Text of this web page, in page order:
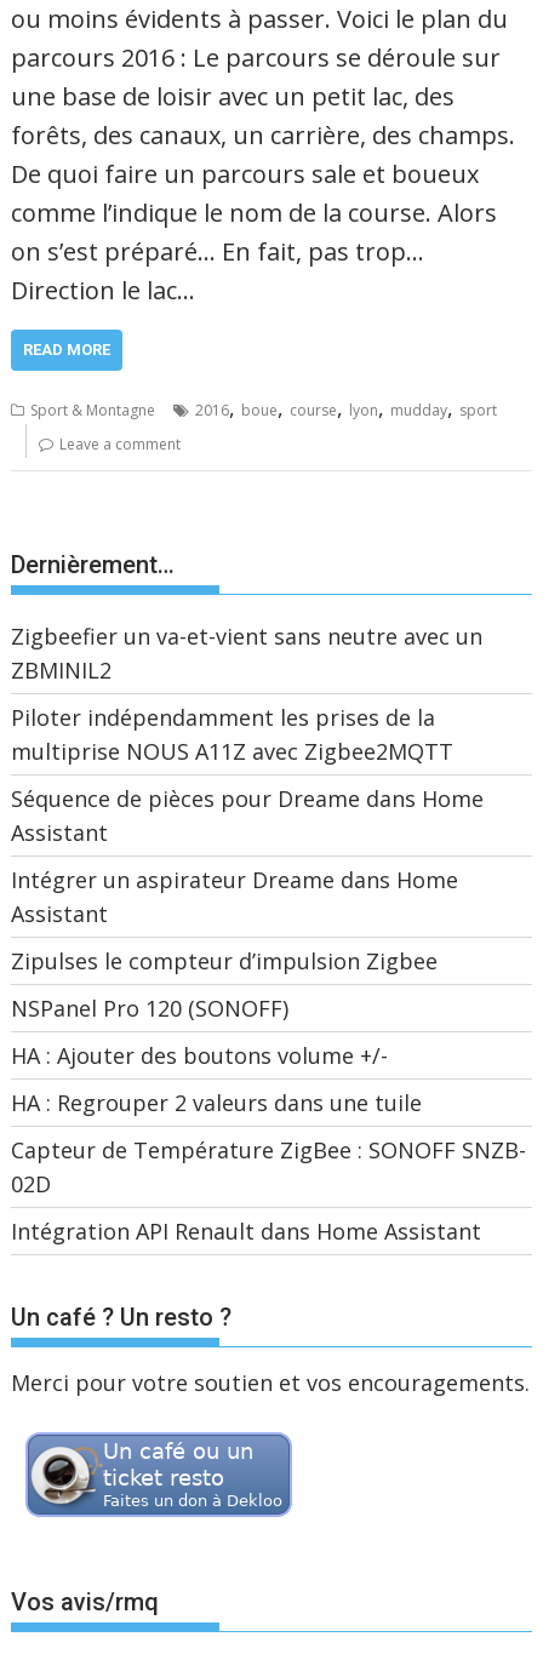
ou moins évidents à passer. Voici le plan du
parcours 2016 : Le parcours se déroule sur
une base de loisir avec un petit lac, des
forêts, des canaux, un carrière, des champs.
De quoi faire un parcours sale et boueux
comme l’indique le nom de la course. Alors
on s’est préparé… En fait, pas trop…
Direction le lac…
READ MORE
Sport & Montagne 2016, boue, course, lyon, mudday, sport
Leave a comment
Dernièrement…
Zigbeefier un va-et-vient sans neutre avec un
ZBMINIL2
Piloter indépendamment les prises de la
multiprise NOUS A11Z avec Zigbee2MQTT
Séquence de pièces pour Dreame dans Home
Assistant
Intégrer un aspirateur Dreame dans Home
Assistant
Zipulses le compteur d’impulsion Zigbee
NSPanel Pro 120 (SONOFF)
HA : Ajouter des boutons volume +/-
HA : Regrouper 2 valeurs dans une tuile
Capteur de Température ZigBee : SONOFF SNZB-
02D
Intégration API Renault dans Home Assistant
Un café ? Un resto ?
Merci pour votre soutien et vos encouragements.
Vos avis/rmq